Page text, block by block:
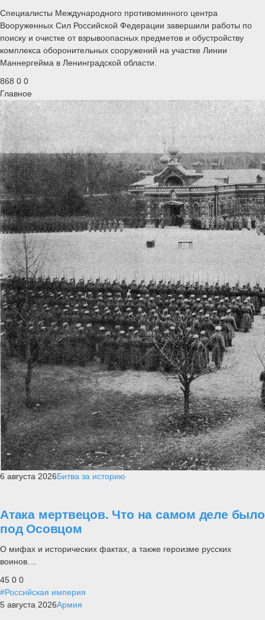
Специалисты Международного противоминного центра
Вооруженных Сил Российской Федерации завершили работы по
поиску и очистке от взрывоопасных предметов и обустройству
комплекса оборонительных сооружений на участке Линии
Маннергейма в Ленинградской области.
868 0 0
Главное
6 августа 2026Битва за историю
Атака мертвецов. Что на самом деле было
под Осовцом
О мифах и исторических фактах, а также героизме русских
воинов....
45 0 0
#Российская империя
5 августа 2026Армия